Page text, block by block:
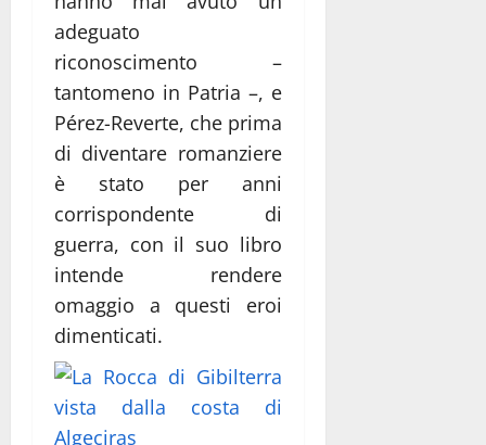
adeguato
riconoscimento –
tantomeno in Patria –, e
Pérez-Reverte, che prima
di diventare romanziere
è stato per anni
corrispondente di
guerra, con il suo libro
intende rendere
omaggio a questi eroi
dimenticati.